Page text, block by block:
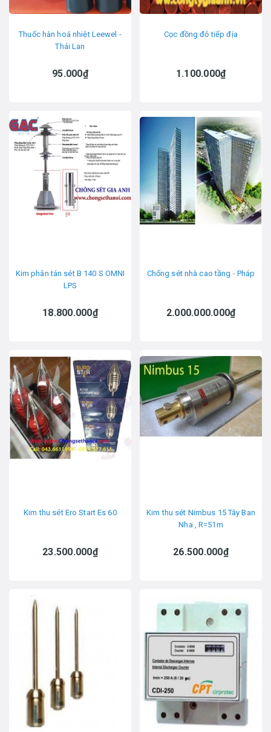
Thuốc hàn hoá nhiệt Leewel -
Thái Lan
95.000₫
Cọc đồng đỏ tiếp địa
1.100.000₫
Kim phân tán sét B 140 S OMNI
LPS
18.800.000₫
Chống sét nhà cao tầng - Pháp
2.000.000.000₫
Kim thu sét Ero Start Es 60
23.500.000₫
Kim thu sét Nimbus 15 Tây Ban
Nha , R=51m
26.500.000₫